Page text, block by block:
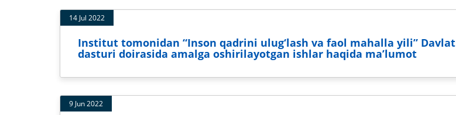
14 Jul 2022
Institut tomonidan “Inson qadrini ulug‘lash va faol mahalla yili” Davlat
dasturi doirasida amalga oshirilayotgan ishlar haqida maʼlumot
9 Jun 2022